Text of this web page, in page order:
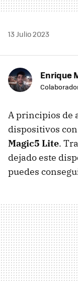
13 Julio 2023
Enrique
A principios de
dispositivos
Magic5 Lite.
dejado este
puedes